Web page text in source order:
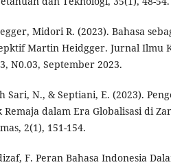
Midori R. (2023). Bahasa
Martin Heidgger. Jurnal Ilmu
N0.03, September 2023.
Sari, N., & Septiani, E. (2023).
Remaja dalam Era Globalisasi di
2(1), 151-154.
F. Peran Bahasa Indonesia